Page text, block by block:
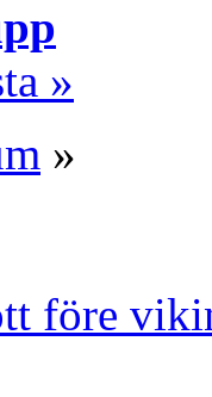
»
»
före